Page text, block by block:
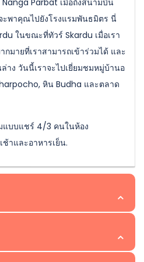
ะพาคุณไปยังโรงแรมพันธมิตร นี่
ในขณะที่ทัวร์ Skardu เมื่อเรา
กมายที่เราสามารถเข้าร่วมได้ และ
าง วันนี้เราจะไปเยี่ยมชมหมู่บ้านอ
หิน Budha และตลาด
แบบแชร์ 4/3 คนในห้อง
ช้าและอาหารเย็น.
ม